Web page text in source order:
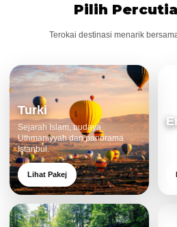
Pilih
Terokai destinasi menarik
Turki
Sejarah Islam, budaya
Uthmaniyyah dan panorama
Istanbul.
Lihat Pakej